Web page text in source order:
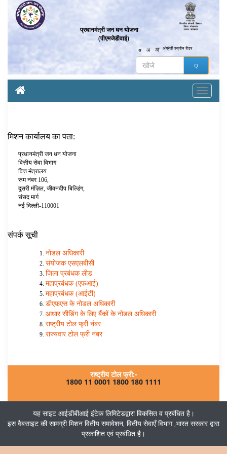
प्रधानमंत्री जन धन योजना
(पीएमजेडीवाई)
अ अ अ अंग्रेज़ीस्क्रीन रीडर
मिशन कार्यालय का पता:
प्रधानमंत्री जन धन योजना
वित्तीय सेवा विभाग
वित्त मंत्रालय
रूम नंबर 106,
दूसरी मंज़िल, जीवनदीप बिल्डिंग,
संसद मार्ग
नई दिल्ली-110001
संपर्क सूची
नोडल अधिकारी
संयोजक एसएलबीसी
जिला प्रबंधक लीड
महाप्रबंधक (एफआई)
महाप्रबंधक (आईटी)
डीएफ़एस के नोडल अधिकारी
आधार सीडिंग के लिए बैंकों के नोडल अधिकारी
राष्ट्रीय टोल फ्री नंबर
राज्यवार टोल फ्री नंबर
राष्ट्रीय टोल फ्री:-
1800 11 0001 1800 180 1111
यह साइट आईडीबीआई इंटेक लिमिटेडद्वारा विकसित व प्रबंधित है।
इस वैबसाइट की सामग्रीमिशन वितीय समावेशन, वितीय सेवाएँ विभाग ,भारत सरकार द्वारा
प्रकाशित एवं प्रबंधित है।